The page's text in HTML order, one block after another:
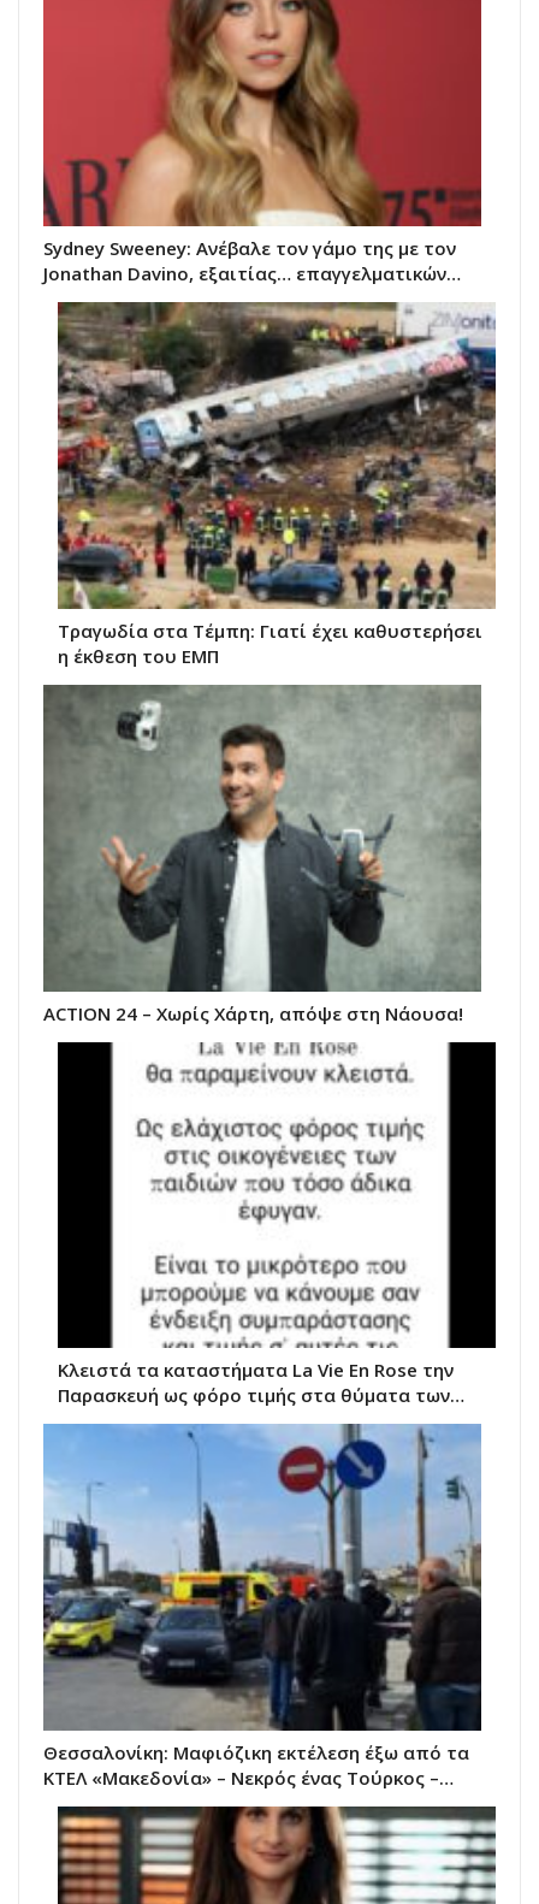
Sydney Sweeney: Ανέβαλε τον γάμο της με τον
Jonathan Davino, εξαιτίας… επαγγελματικών…
Τραγωδία στα Τέμπη: Γιατί έχει καθυστερήσει
η έκθεση του ΕΜΠ
ACTION 24 – Χωρίς Χάρτη, απόψε στη Νάουσα!
Κλειστά τα καταστήματα La Vie Εn Rose την
Παρασκευή ως φόρο τιμής στα θύματα των…
Θεσσαλονίκη: Μαφιόζικη εκτέλεση έξω από τα
ΚΤΕΛ «Μακεδονία» – Νεκρός ένας Τούρκος –…